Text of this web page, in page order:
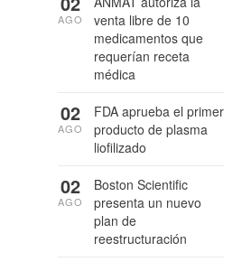
venta libre de 10
medicamentos que
requerían receta
médica
AGO
FDA aprueba el primer
producto de plasma
liofilizado
02
AGO
Boston Scientific
presenta un nuevo
plan de
reestructuración
02
AGO